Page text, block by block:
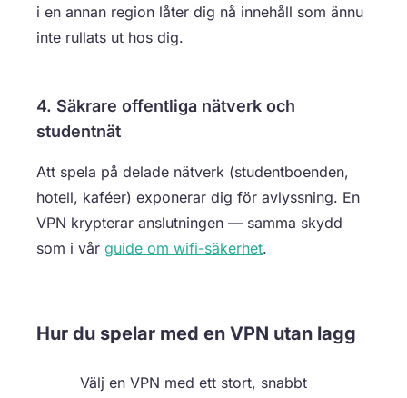
i en annan region låter dig nå innehåll som ännu
inte rullats ut hos dig.
4. Säkrare offentliga nätverk och
studentnät
Att spela på delade nätverk (studentboenden,
hotell, kaféer) exponerar dig för avlyssning. En
VPN krypterar anslutningen — samma skydd
som i vår guide om wifi-säkerhet.
Hur du spelar med en VPN utan lagg
Välj en VPN med ett stort, snabbt